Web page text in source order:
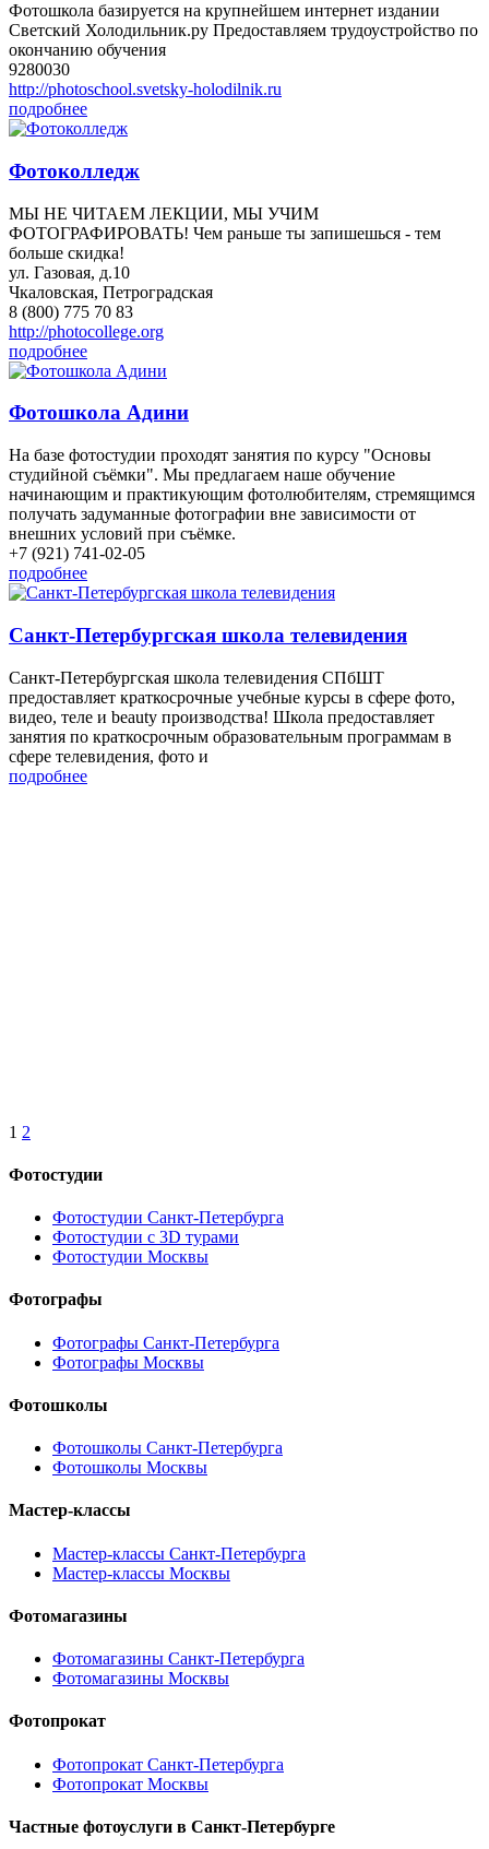
Фотошкола базируется на крупнейшем интернет издании
Светский Холодильник.ру Предоставляем трудоустройство по
окончанию обучения
9280030
http://photoschool.svetsky-holodilnik.ru
подробнее
Фотоколледж
МЫ НЕ ЧИТАЕМ ЛЕКЦИИ, МЫ УЧИМ
ФОТОГРАФИРОВАТЬ! Чем раньше ты запишешься - тем
больше скидка!
ул. Газовая, д.10
Чкаловская, Петроградская
8 (800) 775 70 83
http://photocollege.org
подробнее
Фотошкола Адини
На базе фотостудии проходят занятия по курсу "Основы
студийной съёмки". Мы предлагаем наше обучение
начинающим и практикующим фотолюбителям, стремящимся
получать задуманные фотографии вне зависимости от
внешних условий при съёмке.
+7 (921) 741-02-05
подробнее
Санкт-Петербургская школа телевидения
Санкт-Петербургская школа телевидения СПбШТ
предоставляет краткосрочные учебные курсы в сфере фото,
видео, теле и beauty производства! Школа предоставляет
занятия по краткосрочным образовательным программам в
сфере телевидения, фото и
подробнее
1 2
Фотостудии
Фотостудии Санкт-Петербурга
Фотостудии с 3D турами
Фотостудии Москвы
Фотографы
Фотографы Санкт-Петербурга
Фотографы Москвы
Фотошколы
Фотошколы Санкт-Петербурга
Фотошколы Москвы
Мастер-классы
Мастер-классы Санкт-Петербурга
Мастер-классы Москвы
Фотомагазины
Фотомагазины Санкт-Петербурга
Фотомагазины Москвы
Фотопрокат
Фотопрокат Санкт-Петербурга
Фотопрокат Москвы
Частные фотоуслуги в Санкт-Петербурге